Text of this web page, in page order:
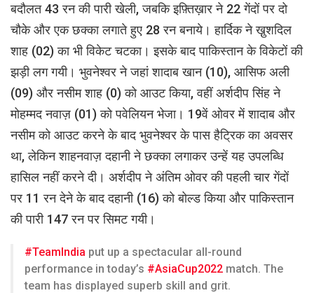
बदौलत 43 रन की पारी खेली, जबकि इफ़्तिख़ार ने 22 गेंदों पर दो
चौके और एक छक्का लगाते हुए 28 रन बनाये। हार्दिक ने खु़शदिल
शाह (02) का भी विकेट चटका। इसके बाद पाकिस्तान के विकेटों की
झड़ी लग गयी। भुवनेश्वर ने जहां शादाब खान (10), आसिफ अली
(09) और नसीम शाह (0) को आउट किया, वहीं अर्शदीप सिंह ने
मोहम्मद नवाज़ (01) को पवेलियन भेजा। 19वें ओवर में शादाब और
नसीम को आउट करने के बाद भुवनेश्वर के पास हैट्रिक का अवसर
था, लेकिन शाहनवाज़ दहानी ने छक्का लगाकर उन्हें यह उपलब्धि
हासिल नहीं करने दी। अर्शदीप ने अंतिम ओवर की पहली चार गेंदों
पर 11 रन देने के बाद दहानी (16) को बोल्ड किया और पाकिस्तान
की पारी 147 रन पर सिमट गयी।
#TeamIndia put up a spectacular all-round
performance in today’s #AsiaCup2022 match. The
team has displayed superb skill and grit.